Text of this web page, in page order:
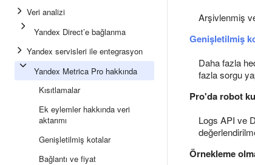
Veri analizi
Yandex Direct’e bağlanma
Yandex servisleri ile entegrasyon
Yandex Metrica Pro hakkında
Kısıtlamalar
Ek eylemler hakkında veri
aktarımı
Genişletilmiş kotalar
Bağlantı ve fiyat
Arşivlenmiş
Genişletilmiş
Daha fazla
fazla sorgu
Pro'da robot
Logs API ve
Örnekleme